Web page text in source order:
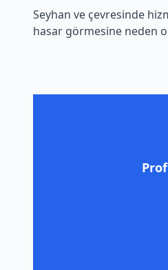
Seyhan ve çevresinde
hasar görmesine neden